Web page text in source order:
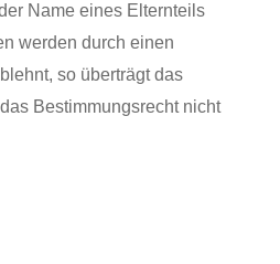
Name eines Elternteils
werden durch einen
so überträgt das
Bestimmungsrecht nicht